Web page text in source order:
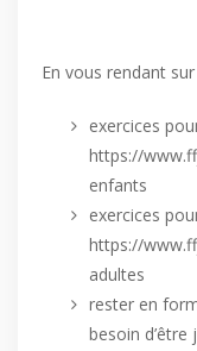
En vous rendant
exercices
https://
enfants
exercices
https://
adultes
rester en
besoin d’être